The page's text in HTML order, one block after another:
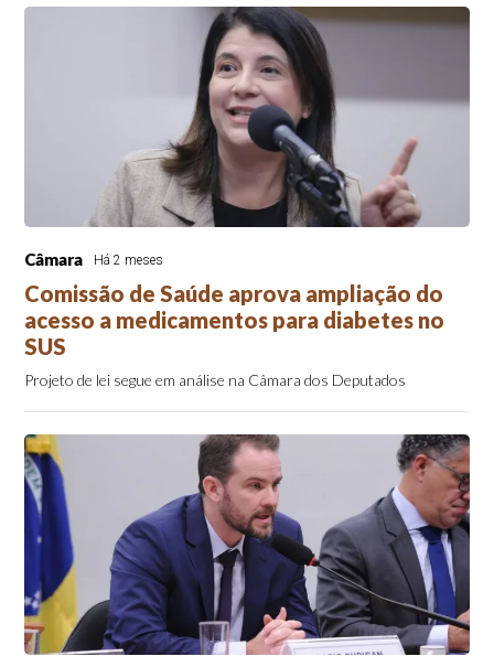
Câmara Há 2 meses
Comissão de Saúde aprova ampliação do
acesso a medicamentos para diabetes no
SUS
Projeto de lei segue em análise na Câmara dos Deputados